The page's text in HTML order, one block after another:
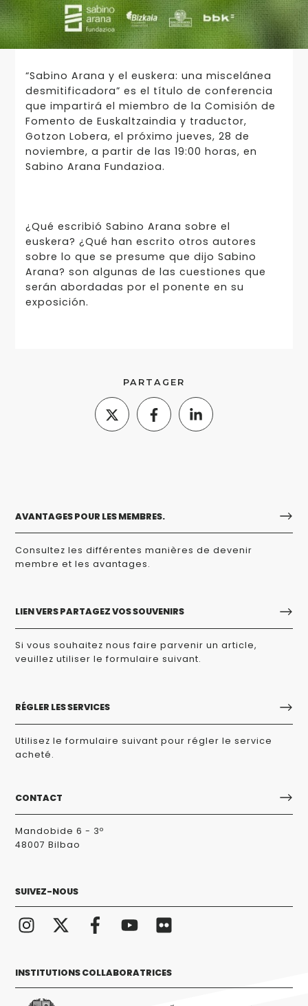
“Sabino Arana y el euskera: una miscelánea
desmitificadora” es el título de conferencia
que impartirá el miembro de la Comisión de
Fomento de Euskaltzaindia y traductor,
Gotzon Lobera, el próximo jueves, 28 de
noviembre, a partir de las 19:00 horas, en
Sabino Arana Fundazioa.
¿Qué escribió Sabino Arana sobre el
euskera? ¿Qué han escrito otros autores
sobre lo que se presume que dijo Sabino
Arana? son algunas de las cuestiones que
serán abordadas por el ponente en su
exposición.
PARTAGER
AVANTAGES POUR LES MEMBRES.
Consultez les différentes manières de devenir
membre et les avantages.
LIEN VERS PARTAGEZ VOS SOUVENIRS
Si vous souhaitez nous faire parvenir un article,
veuillez utiliser le formulaire suivant.
RÉGLER LES SERVICES
Utilisez le formulaire suivant pour régler le service
acheté.
CONTACT
Mandobide 6 - 3º
48007 Bilbao
SUIVEZ-NOUS
INSTITUTIONS COLLABORATRICES